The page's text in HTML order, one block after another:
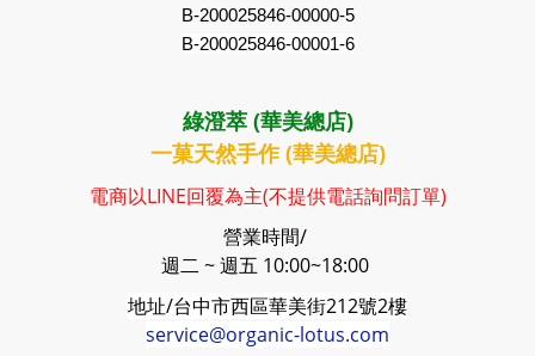
B-200025846-00000-5
B-200025846-00001-6
綠澄萃 (華美總店)
一菓天然手作 (華美總店)
電商以LINE回覆為主(不提供電話詢問訂單)
營業時間/
週二 ~ 週五 10:00~18:00
地址/台中市西區華美街212號2樓
service@organic-lotus.com